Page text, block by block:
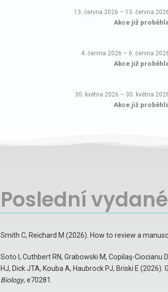
13. června 2026 – 13. června
Akce již
4. června 2026 – 6. června
Akce již
30. května 2026 – 30. května
Akce již
Poslední
Smith C, Reichard M (2026). How to review a
Soto I, Cuthbert RN, Grabowski M, Copilaş-Ciocianu
HJ, Dick JTA, Kouba A, Haubrock PJ, Briski E
Biology, e70281.